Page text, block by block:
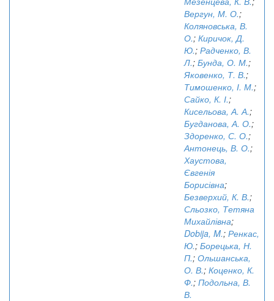
Вергун, М. О.;
Коляновська, В.
О.; Киричок, Д.
Ю.; Радченко, В.
Л.; Бунда, О. М.;
Яковенко, Т. В.;
Тимошенко, І. М.;
Сайко, К. І.;
Кисельова, А. А.;
Бугданова, А. О.;
Здоренко, С. О.;
Антонець, В. О.;
Хаустова,
Євгенія
Борисівна;
Безверхий, К. В.;
Сльозко, Тетяна
Михайлівна;
Dobija, M.; Ренкас,
Ю.; Борецька, Н.
П.; Ольшанська,
О. В.; Коценко, К.
Ф.; Подольна, В.
В.